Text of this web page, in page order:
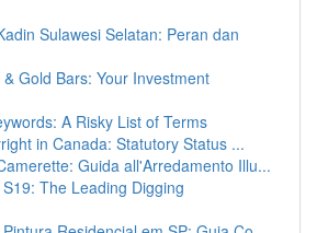
Sulawesi Selatan: Peran dan
Gold Bars: Your Investment
A Risky List of Terms
in Canada: Statutory Status ...
Guida all'Arredamento Illu...
The Leading Digging